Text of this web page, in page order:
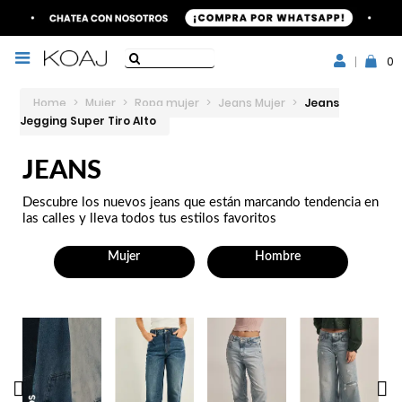
0
Home > Mujer > Ropa mujer > Jeans Mujer > Jeans
Jegging Super Tiro Alto
JEANS
Descubre los nuevos jeans que están marcando tendencia en
las calles y lleva todos tus estilos favoritos
Mujer Hombre